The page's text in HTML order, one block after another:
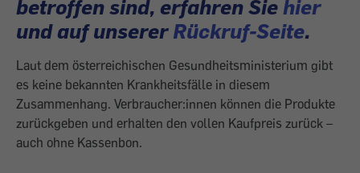
betroffen sind, erfahren Sie hier
und auf unsererRückruf-Seite.
Laut dem österreichischen Gesundheitsministerium gibt
es keine bekannten Krankheitsfälle in diesem
Zusammenhang. Verbraucher:innen können die Produkte
zurückgeben und erhalten den vollen Kaufpreis zurück –
auch ohne Kassenbon.